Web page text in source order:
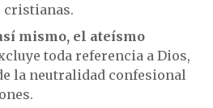
mismo, el ateísmo
toda referencia a Dios,
la neutralidad confesional